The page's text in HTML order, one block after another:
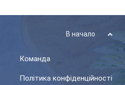
В начало
Команда
Політика конфіденційності